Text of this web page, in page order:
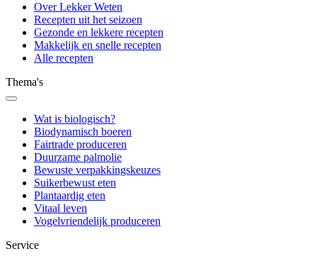
Over Lekker Weten
Recepten uit het seizoen
Gezonde en lekkere recepten
Makkelijk en snelle recepten
Alle recepten
Thema's
Wat is biologisch?
Biodynamisch boeren
Fairtrade produceren
Duurzame palmolie
Bewuste verpakkingskeuzes
Suikerbewust eten
Plantaardig eten
Vitaal leven
Vogelvriendelijk produceren
Service